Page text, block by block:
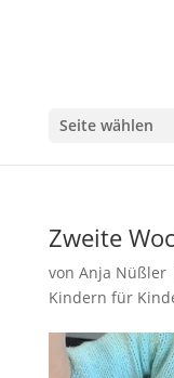
Seite wählen
Zweite
von Anja Nüßler
Kindern für